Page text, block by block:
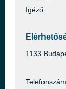
Igéző
1133